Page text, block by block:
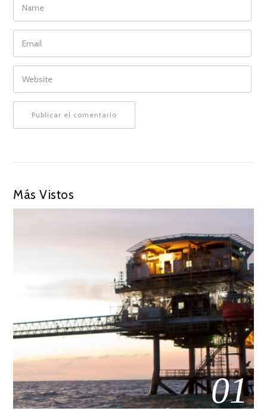
EMAIL
WEBSITE
Más Vistos
01